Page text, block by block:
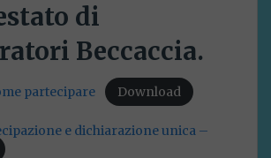
di
Beccaccia.
partecipare Download
e dichiarazione unica –